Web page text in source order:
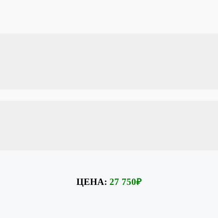
за волосами:
бальзамов, сухих шампуней и концентратов, спреев и
ЦЕНА: 27 750₽